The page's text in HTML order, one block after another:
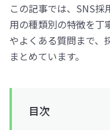
この記事では、SNS
用の種類別の特徴を丁
やよくある質問まで、
まとめています。
目次